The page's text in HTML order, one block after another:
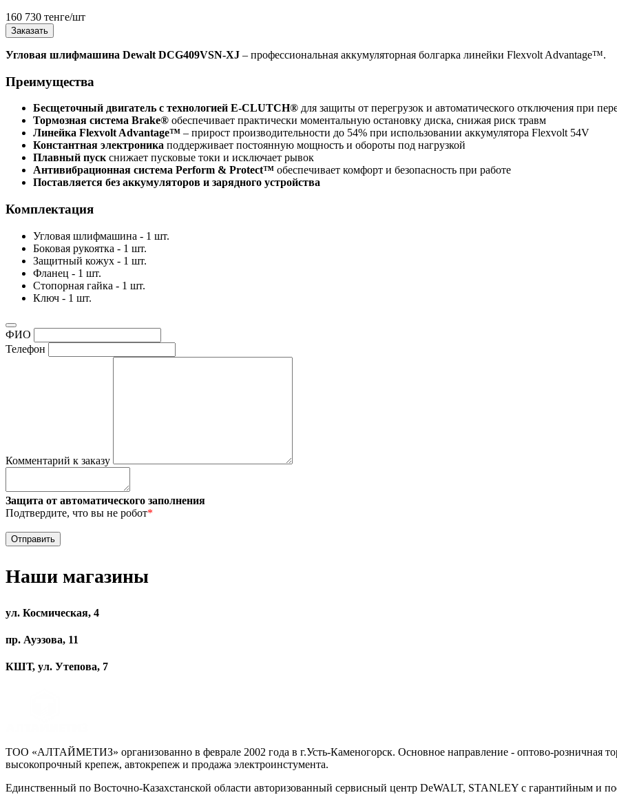
160 730 тенге/шт
Заказать
Угловая шлифмашина Dewalt DCG409VSN-XJ – профессиональная аккумуляторная болгарка линейки Flexvolt Advantage™.
Преимущества
Бесщеточный двигатель с технологией E-CLUTCH® для защиты от перегрузок и автоматического отключения при
Тормозная система Brake® обеспечивает практически моментальную остановку диска, снижая риск травм
Линейка Flexvolt Advantage™ – прирост производительности до 54% при использовании аккумулятора Flexvolt 54V
Константная электроника поддерживает постоянную мощность и обороты под нагрузкой
Плавный пуск снижает пусковые токи и исключает рывок
Антивибрационная система Perform & Protect™ обеспечивает комфорт и безопасность при работе
Поставляется без аккумуляторов и зарядного устройства
Комплектация
Угловая шлифмашина - 1 шт.
Боковая рукоятка - 1 шт.
Защитный кожух - 1 шт.
Фланец - 1 шт.
Стопорная гайка - 1 шт.
Ключ - 1 шт.
ФИО
Телефон
Комментарий к заказу
Защита от автоматического заполнения
Подтвердите, что вы не робот*
Наши магазины
ул. Космическая, 4
пр. Ауэзова, 11
КШТ, ул. Утепова, 7
ТОО «АЛТАЙМЕТИЗ» организованно в феврале 2002 года в г.Усть-Каменогорск. Основное направление - оптово-розничная
высокопрочный крепеж, автокрепеж и продажа электроинстумента.
Единственный по Восточно-Казахстанской области авторизованный сервисный центр DeWALT, STANLEY с гарантийным и